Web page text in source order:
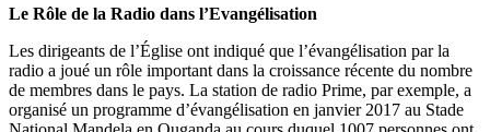
Le Rôle de la Radio dans l’Evangélisation
Les dirigeants de l’Église ont indiqué que l’évangélisation par la
radio a joué un rôle important dans la croissance récente du nombre
de membres dans le pays. La station de radio Prime, par exemple, a
organisé un programme d’évangélisation en janvier 2017 au Stade